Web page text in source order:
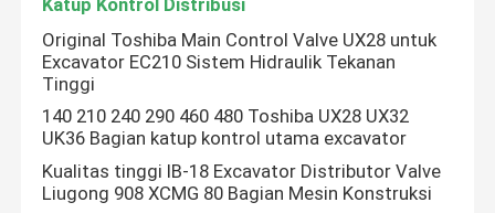
Original Toshiba Main Control Valve UX28 untuk
Excavator EC210 Sistem Hidraulik Tekanan
Tinggi
140 210 240 290 460 480 Toshiba UX28 UX32
UK36 Bagian katup kontrol utama excavator
Kualitas tinggi IB-18 Excavator Distributor Valve
Liugong 908 XCMG 80 Bagian Mesin Konstruksi